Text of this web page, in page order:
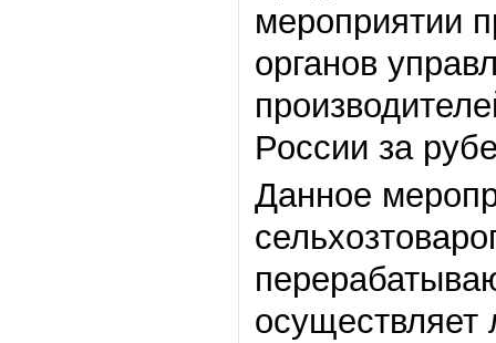
мероприятии
органов
России за
Данное
осуществляет